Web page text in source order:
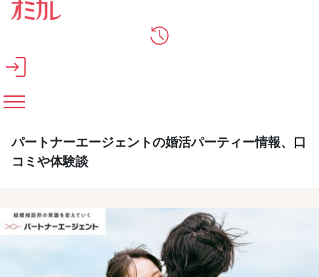
メインコンテンツへスキップ
パートナーエージェントの婚活パーティー情報、口
コミや体験談